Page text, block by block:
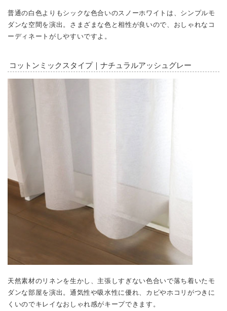
普通の白色よりもシックな色合いのスノーホワイトは、シンプルモ
ダンな空間を演出。さまざまな色と相性が良いので、おしゃれなコ
ーディネートがしやすいですよ。
コットンミックスタイプ｜ナチュラルアッシュグレー
天然素材のリネンを生かし、主張しすぎない色合いで落ち着いたモ
ダンな部屋を演出。 通気性や吸水性に優れ、カビやホコリがつきに
くいのでキレイなおしゃれ感がキープできます。